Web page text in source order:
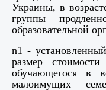
Украины, в
группы
образовательной
n1 -
размер
обучающегося в
малоимущих